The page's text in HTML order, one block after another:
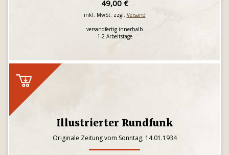
49,00 €
inkl. MwSt. zzgl. Versand
versandfertig innerhalb
1-2 Arbeitstage
Illustrierter Rundfunk
Originale Zeitung vom Sonntag, 14.01.1934